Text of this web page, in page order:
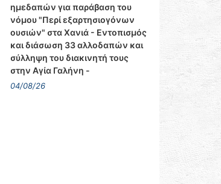
ημεδαπών για παράβαση του
νόμου "Περί εξαρτησιογόνων
ουσιών" στα Χανιά - Εντοπισμός
και διάσωση 33 αλλοδαπών και
σύλληψη του διακινητή τους
στην Αγία Γαλήνη -
04/08/26